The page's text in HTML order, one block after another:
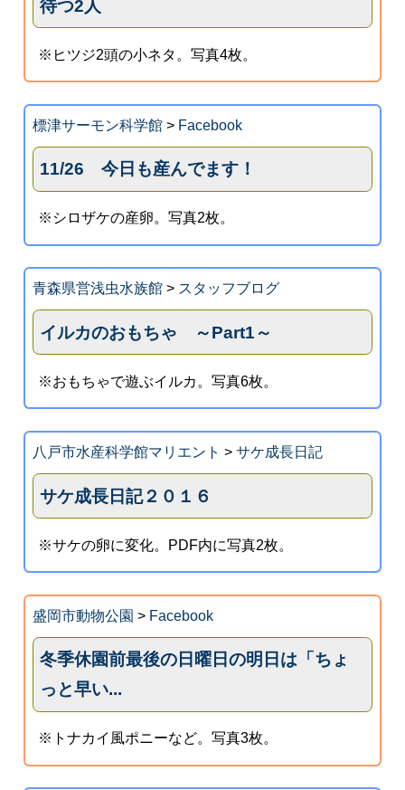
待つ2人
※ヒツジ2頭の小ネタ。写真4枚。
標津サーモン科学館> Facebook
11/26 今日も産んでます！
※シロザケの産卵。写真2枚。
青森県営浅虫水族館> スタッフブログ
イルカのおもちゃ ～Part1～
※おもちゃで遊ぶイルカ。写真6枚。
八戸市水産科学館マリエント > サケ成長日記
サケ成長日記２０１６
※サケの卵に変化。PDF内に写真2枚。
盛岡市動物公園 > Facebook
冬季休園前最後の日曜日の明日は「ちょ
っと早い...
※トナカイ風ポニーなど。写真3枚。